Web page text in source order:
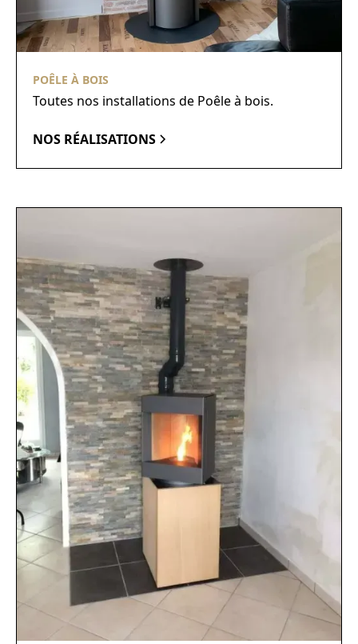
POÊLE À BOIS
Toutes nos installations de Poêle à bois.
NOS RÉALISATIONS